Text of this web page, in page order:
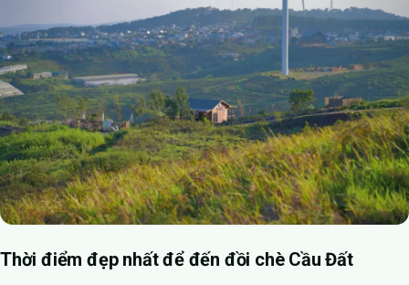
Thời điểm đẹp nhất để đến đồi chè Cầu Đất